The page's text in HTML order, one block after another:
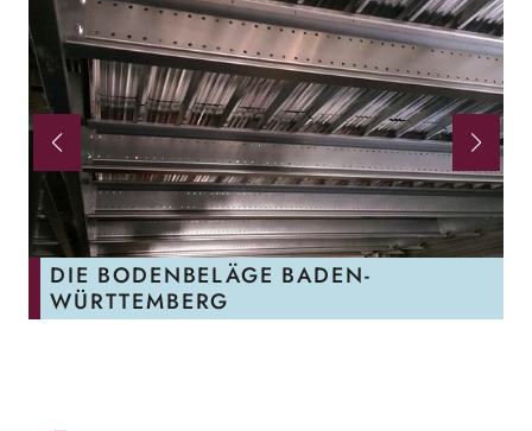
DIE STAHLKONSTRUKTIONEN BADEN-
WÜRTTEMBERG